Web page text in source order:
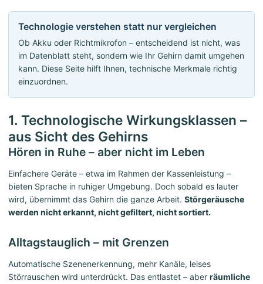
Technologie verstehen statt nur vergleichen
Ob Akku oder Richtmikrofon – entscheidend ist nicht, was
im Datenblatt steht, sondern wie Ihr Gehirn damit umgehen
kann. Diese Seite hilft Ihnen, technische Merkmale richtig
einzuordnen.
1. Technologische Wirkungsklassen –
aus Sicht des Gehirns
Hören in Ruhe – aber nicht im Leben
Einfachere Geräte – etwa im Rahmen der Kassenleistung –
bieten Sprache in ruhiger Umgebung. Doch sobald es lauter
wird, übernimmt das Gehirn die ganze Arbeit. Störgeräusche
werden nicht erkannt, nicht gefiltert, nicht sortiert.
Alltagstauglich – mit Grenzen
Automatische Szenenerkennung, mehr Kanäle, leises
Störrauschen wird unterdrückt. Das entlastet – aber räumliche